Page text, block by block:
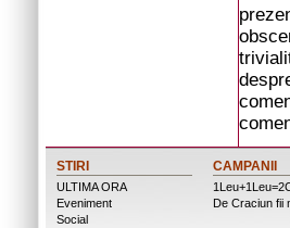
STIRI
ULTIMA ORA
Eveniment
Social
CAMPANII
De Craciun fii